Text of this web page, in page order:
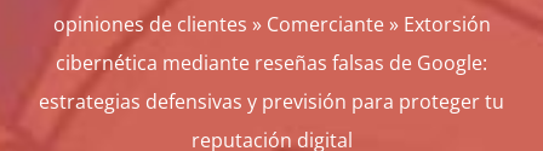
CONTACTO
Panier
mon compte
opiniones de clientes » Comerciante» Extorsión
cibernética mediante reseñas falsas de Google:
estrategias defensivas y previsión para proteger tu
reputación digital